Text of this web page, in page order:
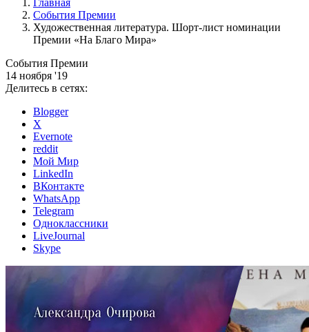
Главная
События Премии
Художественная литература. Шорт-лист номинации
Премии «На Благо Мира»
События Премии
14 ноября '19
Делитесь в сетях:
Blogger
X
Evernote
reddit
Мой Мир
LinkedIn
ВКонтакте
WhatsApp
Telegram
Одноклассники
LiveJournal
Skype